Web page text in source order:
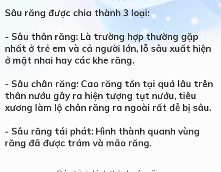
Sâu răng được chia thành 3 loại:
- Sâu thân răng: Là trường hợp thường gặp
nhất ở trẻ em và cả người lớn, lỗ sâu xuất hiện
ở mặt nhai hay các khe răng.
- Sâu chân răng: Cao răng tồn tại quá lâu trên
thân nướu gây ra hiện tượng tụt nướu, tiêu
xương làm lộ chân răng ra ngoài rất dễ bị sâu.
- Sâu răng tái phát: Hình thành quanh vùng
răng đã được trám và mão răng.